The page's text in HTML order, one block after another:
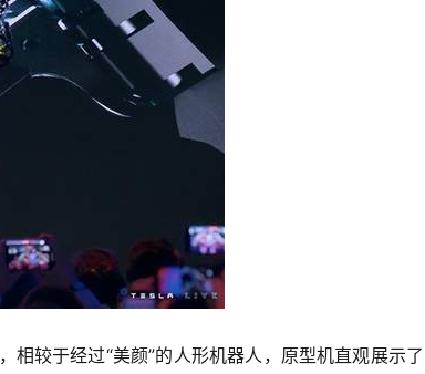
较于经过“美颜”的人形机器人，原型机直观展示了